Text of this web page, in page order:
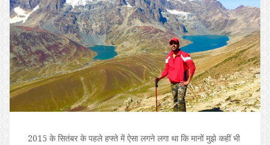
2015 के सितंबर के पहले हफ्ते में ऐसा लगने लगा था कि मानों मुझे कहीं भी